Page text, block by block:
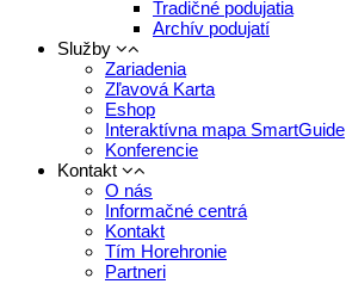
Tradičné podujatia
Archív podujatí
Služby
Zariadenia
Zľavová Karta
Eshop
Interaktívna mapa SmartGuide
Konferencie
Kontakt
O nás
Informačné centrá
Kontakt
Tím Horehronie
Partneri